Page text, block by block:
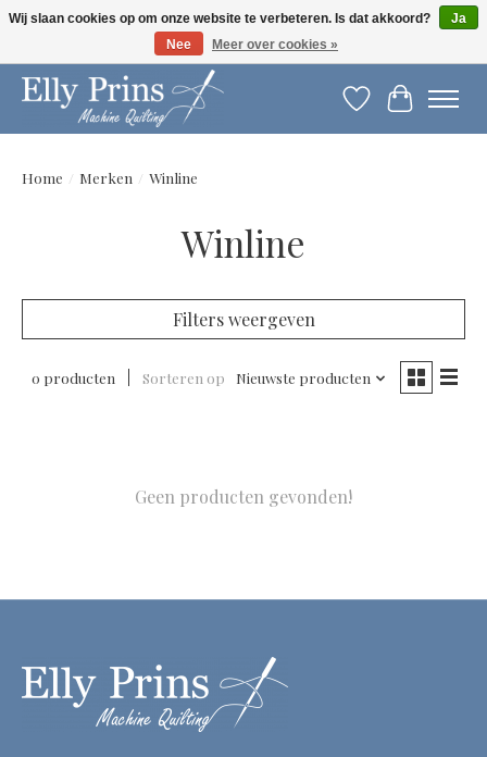
Let op: gewijzigde openingstijden!
Verlanglijst
Home / Merken / Winline
Winline
Filters weergeven
0 producten Sorteren op Nieuwste producten
Geen producten gevonden!
Wij slaan cookies op om onze website te verbeteren. Is dat akkoord?
Ja
Nee
Meer over cookies »